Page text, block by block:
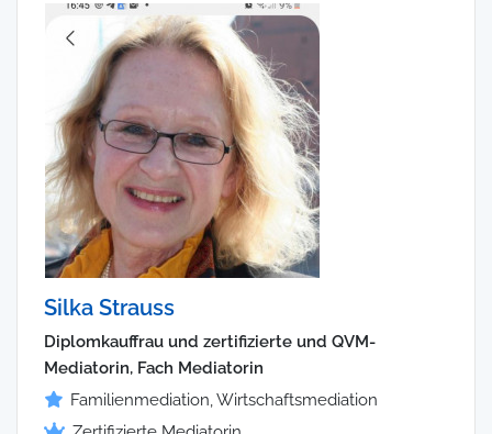
Silka Strauss
Diplomkauffrau und zertifizierte und QVM-
Mediatorin, Fach Mediatorin
Familienmediation, Wirtschaftsmediation